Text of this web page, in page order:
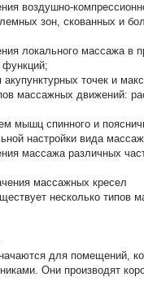
воздушно-
зон, скованных и
локального массажа в
функций;
точек и
массажных движений:
мышц спинного и
настройки вида
массажа различных
массажных кресел
несколько типов
для помещений,
Они производят